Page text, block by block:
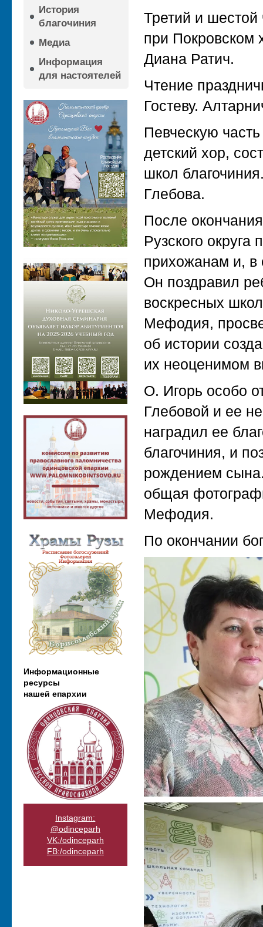
История
благочиния
Медиа
Информация
для настоятелей
Информационные
ресурсы
нашей епархии
Instagram:
@odinceparh
VK:/odinceparh
FB:/odinceparh
Третий и
при Покровском
Диана Ратич.
Чтение
Гостеву.
Певческую
детский хор,
школ
Глебова.
После
Рузского
прихожанам и, в
Он поздравил
воскресных
Мефодия,
об истории
их неоценимом
О. Игорь особо
Глебовой и ее
наградил ее
благочиния, и
рождением
общая
Мефодия.
По окончании